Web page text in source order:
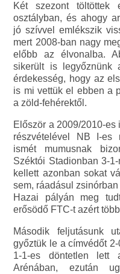
Két szezont töltöttek
osztályban, és ahogy
jó szívvel emlékszik
mert 2008-ban nagy
előbb az élvonalba.
sikerült is legyőznünk
érdekesség, hogy az
is mi vettük el ebben a
a zöld-fehérektől.
Először a 2009/2010-es
részvételével NB I-es
ismét mumusnak
Széktói Stadionban 3-
kellett azonban sokat
sem, ráadásul
Hazai pályán meg
erősödő FTC-t azért
Második feljutásunk
győztük le a címvédőt
1-1-es döntetlen lett
Arénában, ezután